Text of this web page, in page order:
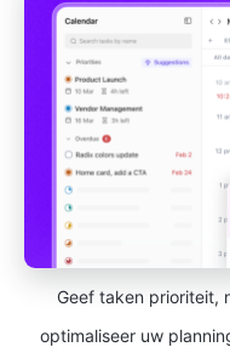
Geef taken prioriteit,
optimaliseer uw